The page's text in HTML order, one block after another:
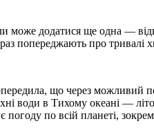
може додатися ще одна —
попереджають про тривалі
що через можливий
води в Тихому океані —
по всій планеті,